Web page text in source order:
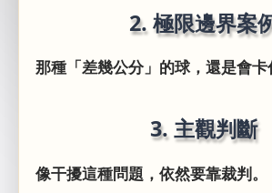
2. 極限邊界案
那種「差幾公分」的球，還是會卡
3. 主觀判斷
像干擾這種問題，依然要靠裁判。